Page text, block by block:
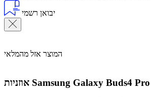
יבואן רשמי
המוצר אזל מהמלאי
אוזניות Samsung Galaxy Buds4 Pro